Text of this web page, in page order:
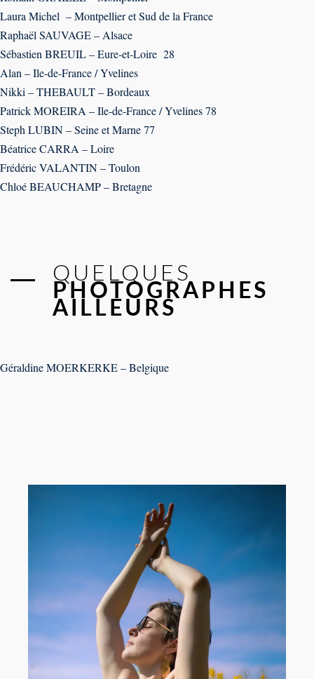
Laura Michel – Montpellier et Sud de la France
Raphaël SAUVAGE – Alsace
Sébastien BREUIL – Eure-et-Loire 28
Alan – Ile-de-France / Yvelines
Nikki – THEBAULT – Bordeaux
Patrick MOREIRA – Ile-de-France / Yvelines 78
Steph LUBIN – Seine et Marne 77
Béatrice CARRA – Loire
Frédéric VALANTIN – Toulon
Chloé BEAUCHAMP – Bretagne
QUELQUES
PHOTOGRAPHES
AILLEURS
Géraldine MOERKERKE – Belgique